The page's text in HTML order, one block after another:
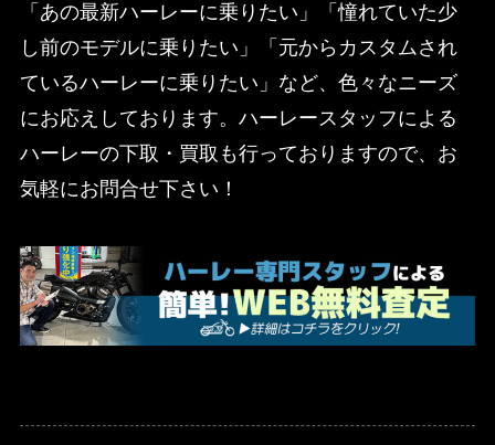
「あの最新ハーレーに乗りたい」「憧れていた少
し前のモデルに乗りたい」「元からカスタムされ
ているハーレーに乗りたい」など、色々なニーズ
にお応えしております。ハーレースタッフによる
ハーレーの下取・買取も行っておりますので、お
気軽にお問合せ下さい！